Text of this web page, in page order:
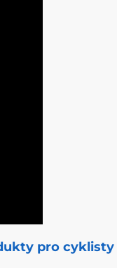
pro cyklisty